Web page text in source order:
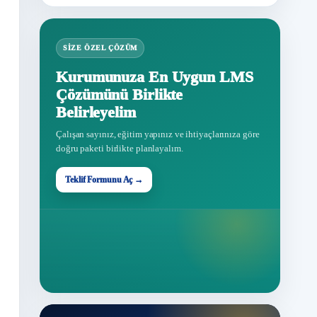
SIZE ÖZEL ÇÖZÜM
Kurumunuza En Uygun LMS
Çözümünü Birlikte
Belirleyelim
Çalışan sayınız, eğitim yapınız ve ihtiyaçlarınıza göre
doğru paketi birlikte planlayalım.
Teklif Formunu Aç →
Teklif